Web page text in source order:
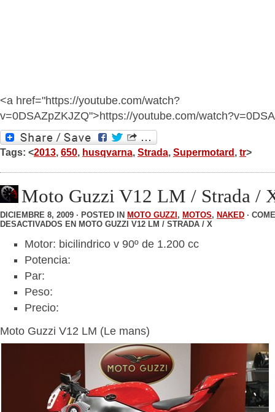
<a href="https://youtube.com/watch?
v=0DSAZpZKJZQ">https://youtube.com/
Tags: <2013, 650, husqvarna, Strada, Supermotard, tr>
Moto Guzzi V12 LM / Strada /
DICIEMBRE 8, 2009 · POSTED IN MOTO GUZZI , MOTOS, NAKED ·
DESACTIVADOS EN MOTO GUZZI V12 LM / STRADA / X
Motor: bicilindrico v 90º de 1.200 cc
Potencia:
Par:
Peso:
Precio:
Moto Guzzi V12 LM (Le mans)